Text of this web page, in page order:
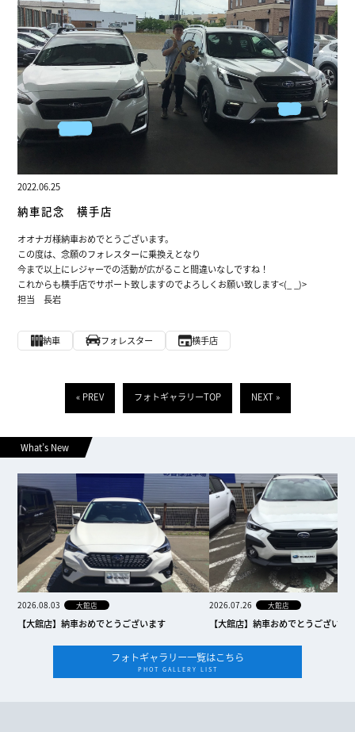
2022.06.25
納車記念 横手店
オオナガ様納車おめでとうございます。
この度は、念願のフォレスターに乗換えとなり
今まで以上にレジャーでの活動が広がること間違いなしですね！
これからも横手店でサポート致しますのでよろしくお願い致します<(_ _)>
担当 長岩
納車 フォレスター 横手店
« PREV フォトギャラリーTOP NEXT »
What’s New
2026.08.03 大館店
【大館店】納車おめでとうございます
2026.07.26 大館店
【大館店】納車おめでとうございま
フォトギャラリー一覧はこちら
PHOT GALLERY LIST